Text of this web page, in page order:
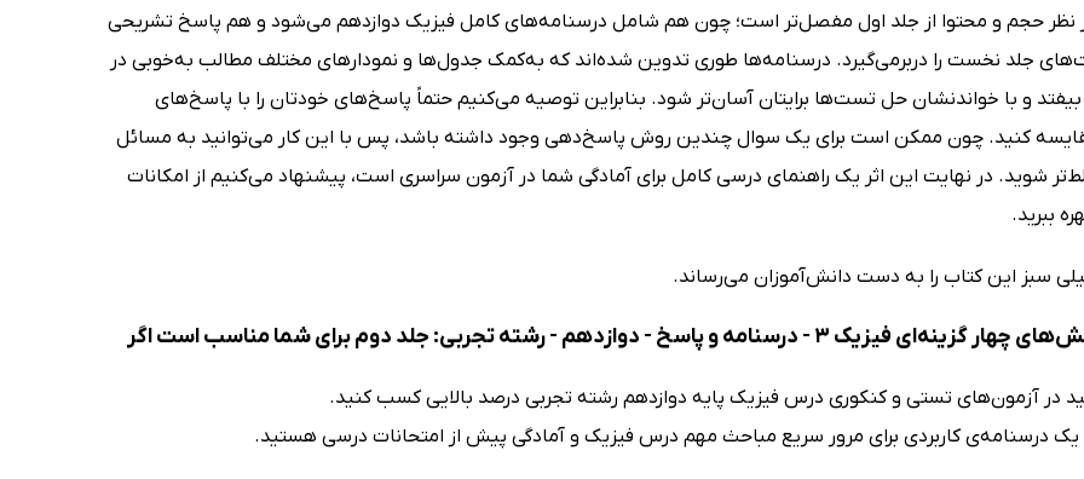
نظر حجم و محتوا از جلد اول مفصل‌تر است؛ چون هم شامل درسنامه‌های کامل فیزیک دوازدهم می‌شود و هم پاسخ تشریحی
جلد نخست را دربرمی‌گیرد. درسنامه‌ها طوری تدوین شده‌اند که به‌کمک جدول‌ها و نمودارهای مختلف مطالب به‌خوبی در
و با خواندنشان حل تست‌ها برایتان آسان‌تر شود. بنابراین توصیه می‌کنیم حتماً پاسخ‌های خودتان را با پاسخ‌های
کنید. چون ممکن است برای یک سوال چندین روش پاسخ‌دهی وجود داشته باشد، پس با این کار می‌توانید به مسائل
شوید. در نهایت این اثر یک راهنمای درسی کامل برای آمادگی شما در آزمون سراسری است، پیشنهاد می‌کنیم از امکانات
ببرید.
سبز این کتاب را به دست دانش‌آموزان می‌رساند.
3 - درسنامه و پاسخ - دوازدهم - رشته تجربی: جلد دوم برای شما مناسب است اگر
در آزمون‌های تستی و کنکوری درس فیزیک پایه دوازدهم رشته تجربی درصد بالایی کسب کنید.
یک درسنامه‌ی کاربردی برای مرور سریع مباحث مهم درس فیزیک و آمادگی پیش از امتحانات درسی هستید.